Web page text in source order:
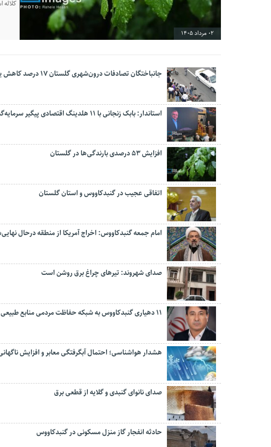
02 مرداد 1405
جانباختگان تصادفات درون‌شهری گلستان ۱۷ درصد کاهش یافت
استاندار: بابک زنجانی با ۱۱ هلدینگ اقتصادی پیگیر سرمایه‌گذاری در گلستان است
افزایش ۵۳ درصدی بارندگی‌ها در گلستان
اتفاقی عجیب در‌ گنبدکاووس و استان گلستان
امام جمعه گنبدکاووس: اخراج آمریکا از منطقه درحال
صدای شهروند: تیرهای چراغ برق روشن است
۱۱ دهیاری گنبدکاووس به شبکه حفاظت مردمی منابع طبیعی پیوستند
هشدار هواشناسی؛ احتمال آبگرفتگی معابر و افزایش
صدای نانوای گنبدی و گلایه از قطعی برق
حادثه انفجار گاز منزل مسکونی در گنبدکاووس